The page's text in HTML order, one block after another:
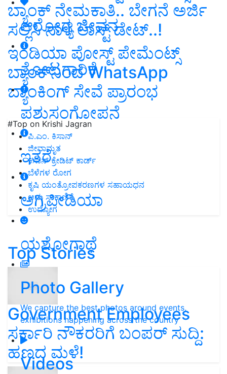
ಆರೋಗ್ಯ ಜೀವನ
ತೋಟಗಾರಿಕೆ
ಪಶುಸಂಗೋಪನೆ
ಇತರೆ
ಅಗ್ರಿಪೀಡಿಯಾ
ಯಶೋಗಾಥೆ
Photo Gallery
We capture the best photos around events,
exhibitions happening across the country
Videos
ಬ್ಯಾಂಕ್‌ ನೇಮಕಾತಿ.. ಬೇಗನೆ ಅರ್ಜಿ
ಸಲ್ಲಿಸಿ ನಾಳೆ ಲಾಸ್ಟ್‌ ಡೇಟ್‌..!
ಇಂಡಿಯಾ ಪೋಸ್ಟ್ ಪೇಮೆಂಟ್ಸ್
ಬ್ಯಾಂಕ್‌ನಿಂದ WhatsApp
ಬ್ಯಾಂಕಿಂಗ್ ಸೇವೆ ಪ್ರಾರಂಭ
#Top on Krishi Jagran
ಪಿ.ಎಂ. ಕಿಸಾನ್
ಜೀವಾಮೃತ
ಕಿಸಾನ್ ಕ್ರೇಡಿಟ್ ಕಾರ್ಡ್
ಬೆಳೆಗಳ ರೋಗ
ಕೃಷಿ ಯಂತ್ರೋಪಕರಣಗಳ ಸಹಾಯಧನ
ಆಡು ಸಾಕಾಣಿಕೆ
ಉದ್ಯೋಗ
Top Stories
Government Employees
ಸರ್ಕಾರಿ ನೌಕರರಿಗೆ ಬಂಪರ್‌ ಸುದ್ದಿ:
ಹಣದ ಮಳೆ!